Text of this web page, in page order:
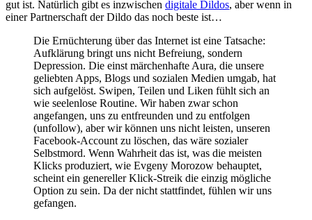
gut ist. Natürlich gibt es inzwischen digitale Dildos, aber wenn in
einer Partnerschaft der Dildo das noch beste ist…
Die Ernüchterung über das Internet ist eine Tatsache:
Aufklärung bringt uns nicht Befreiung, sondern
Depression. Die einst märchenhafte Aura, die unsere
geliebten Apps, Blogs und so­zia­len Medien umgab, hat
sich aufgelöst. Swipen, Teilen und Liken fühlt sich an
wie seelenlose Routine. Wir haben zwar schon
angefangen, uns zu entfreunden und zu entfolgen
(unfollow), aber wir können uns nicht leisten, unseren
Face­book-Account zu löschen, das wäre sozialer
Selbstmord. Wenn Wahrheit das ist, was die meisten
Klicks produziert, wie Evgeny Morozow behauptet,
scheint ein genereller Klick-Streik die einzig mögliche
Option zu sein. Da der nicht stattfindet, fühlen wir uns
gefangen.